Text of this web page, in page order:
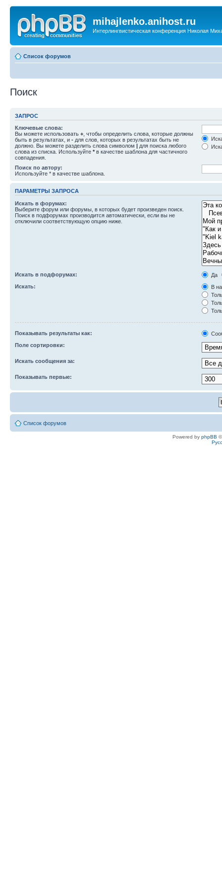
mihajlenko.anihost.ru
Интерлингвистическая конференция Николая
Список форумов
Поиск
ЗАПРОС
Ключевые слова:
Вы можете использовать + , чтобы определить слова, которые должны
быть в результатах, и - для слов, которых в результатах быть не
должно. Вы можете разделить слова символом | для поиска любого
слова из списка. Используйте * в качестве шаблона для частичного
совпадения.
Поиск по автору:
Используйте * в качестве шаблона.
ПАРАМЕТРЫ ЗАПРОСА
Искать в форумах:
Выберите форум или форумы, в которых будет произведен поиск.
Поиск в подфорумах производится автоматически, если вы не
отключили соответствующую опцию ниже.
Искать в подфорумах:
Да
Искать:
В
Показывать результаты как:
Поле сортировки:
Искать сообщения за:
Показывать первые:
Список форумов
Powered by phpBB